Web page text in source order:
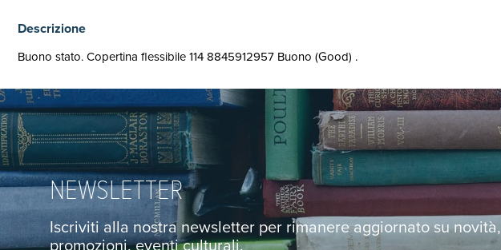
Descrizione
Buono stato. Copertina flessibile 114 8845912957 Buono (Good) .
NEWSLETTER
Iscriviti alla nostra newsletter per rimanere aggiornato su novità,
promozioni, eventi culturali.